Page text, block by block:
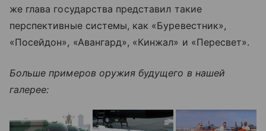
же глава государства представил такие
перспективные системы, как «Буревестник»,
«Посейдон», «Авангард», «Кинжал» и «Пересвет».
Больше примеров оружия будущего в нашей
галерее: